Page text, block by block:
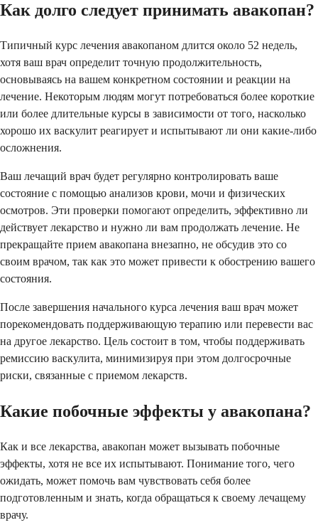
Как долго следует принимать авакопан?
Типичный курс лечения авакопаном длится около 52 недель,
хотя ваш врач определит точную продолжительность,
основываясь на вашем конкретном состоянии и реакции на
лечение. Некоторым людям могут потребоваться более короткие
или более длительные курсы в зависимости от того, насколько
хорошо их васкулит реагирует и испытывают ли они какие-либо
осложнения.
Ваш лечащий врач будет регулярно контролировать ваше
состояние с помощью анализов крови, мочи и физических
осмотров. Эти проверки помогают определить, эффективно ли
действует лекарство и нужно ли вам продолжать лечение. Не
прекращайте прием авакопана внезапно, не обсудив это со
своим врачом, так как это может привести к обострению вашего
состояния.
После завершения начального курса лечения ваш врач может
порекомендовать поддерживающую терапию или перевести вас
на другое лекарство. Цель состоит в том, чтобы поддерживать
ремиссию васкулита, минимизируя при этом долгосрочные
риски, связанные с приемом лекарств.
Какие побочные эффекты у авакопана?
Как и все лекарства, авакопан может вызывать побочные
эффекты, хотя не все их испытывают. Понимание того, чего
ожидать, может помочь вам чувствовать себя более
подготовленным и знать, когда обращаться к своему лечащему
врачу.